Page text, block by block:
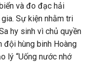
và đo đạc hải
Sự kiện nhằm tri
hy sinh vì chủ quyền
đội hùng binh Hoàng
lý “Uống nước nhớ